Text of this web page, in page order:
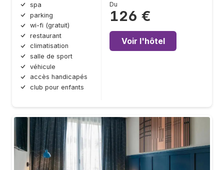
spa
parking
wi-fi (gratuit)
restaurant
climatisation
salle de sport
véhicule
accès handicapés
club pour enfants
Du
126 €
Voir l'hôtel